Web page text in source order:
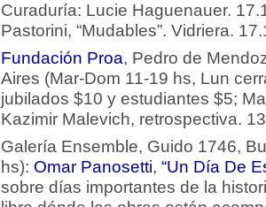
Curaduría: Lucie Haguenauer.
Pastorini, “Mudables”. Vidriera.
Fundación Proa, Pedro de
Aires (Mar-Dom 11-19 hs, Lun
jubilados $10 y estudiantes $5;
Kazimir Malevich, retrospectiva.
Galería Ensemble, Guido 1746,
hs): Omar Panosetti, “Un Día De
sobre días importantes de la